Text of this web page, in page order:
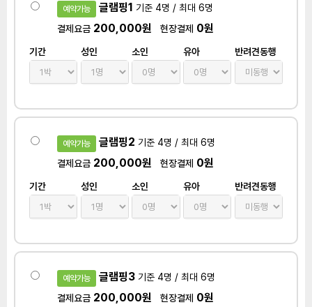
예약가능 글램핑1 기준 4명 / 최대 6명
결제요금 200,000원 현장결제 0원
기간 성인 소인 유아 반려견동행
예약가능 글램핑2 기준 4명 / 최대 6명
결제요금 200,000원 현장결제 0원
기간 성인 소인 유아 반려견동행
예약가능 글램핑3 기준 4명 / 최대 6명
결제요금 200,000원 현장결제 0원